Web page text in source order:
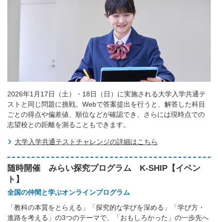
2026年1月17日（土）・18日（日）に実施される大学入学共通テ
ストと同じ問題に挑戦。Webで答案提出を行うと、解答した科目
ごとの得点や偏差値、順位などが確認でき、さらには現時点での
志望校との距離を測ることもできます。
大学入学共通テストチャレンジの詳細はこちら
随時開催 みらい探究プログラム K-SHIP【イベン
ト】
全国の仲間と学ぶオンラインプログラム
「教科の本質をとらえる」「探究的な学びを深める」「学び方・
進路を考える」の3つのテーマで、「おもしろかった」の一歩先へ